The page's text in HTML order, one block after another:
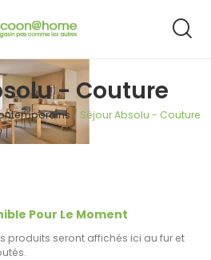
- Couture
Séjour Absolu - Couture
Pour Le Moment
produits seront affichés ici au fur et